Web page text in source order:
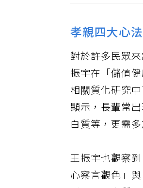
孝親四大心
對於許多民眾
振宇在「儲值
相關質化研究
顯示，長輩常
白質等，更需多
王振宇也觀察
心察言觀色」